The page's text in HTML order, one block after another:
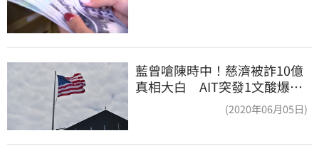
藍曾嗆陳時中！慈濟被詐10億
真相大白 AIT突發1文酸爆…
(2020年06月05日)